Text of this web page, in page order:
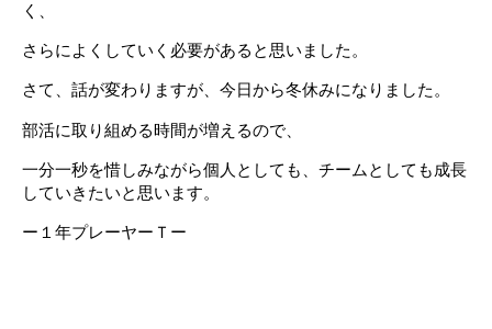
く、
さらによくしていく必要があると思いました。
さて、話が変わりますが、今日から冬休みになりました。
部活に取り組める時間が増えるので、
一分一秒を惜しみながら個人としても、チームとしても成長
していきたいと思います。
ー１年プレーヤーＴー